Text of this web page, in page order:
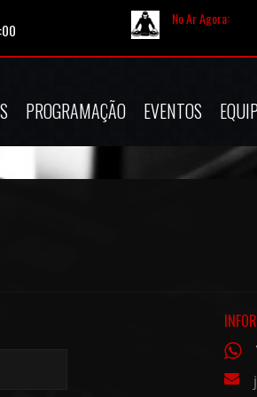
No Ar Agora:
PROGRAMAÇÃO EVENTOS